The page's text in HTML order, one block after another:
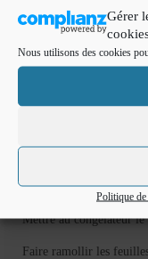
Gérer
Nous utilisons des cookies
Politique
Verser dans les verrines
Mettre au congélateur
Faire ramollir les